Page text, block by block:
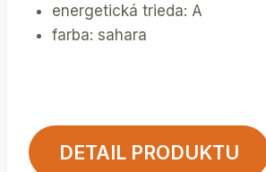
energetická trieda: A
farba: sahara
DETAIL PRODUKTU